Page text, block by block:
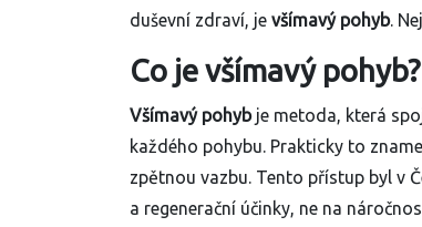
duševní zdraví, je všímavý pohyb.
Co je všímavý pohyb?
Všímavý pohybje metoda, která
každého pohybu. Prakticky to
zpětnou vazbu. Tento přístup byl v
a regenerační účinky, ne na